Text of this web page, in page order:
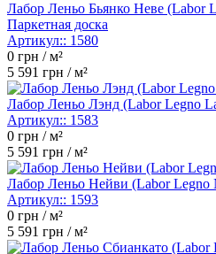
Лабор Леньо Бьянко Неве (Labor
Паркетная доска
Артикул:: 1580
0 грн / м²
5 591 грн / м²
Лабор Леньо Лэнд (Labor Legno
Артикул:: 1583
0 грн / м²
5 591 грн / м²
Лабор Леньо Нейви (Labor Legno
Артикул:: 1593
0 грн / м²
5 591 грн / м²